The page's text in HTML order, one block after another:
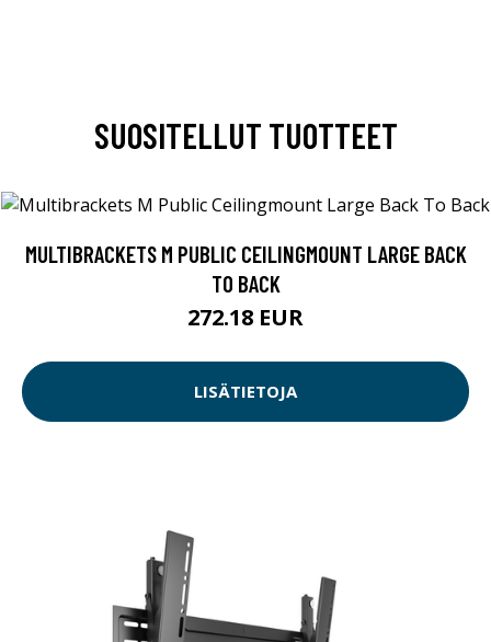
SUOSITELLUT TUOTTEET
MULTIBRACKETS M PUBLIC CEILINGMOUNT LARGE BACK
TO BACK
272.18 EUR
LISÄTIETOJA